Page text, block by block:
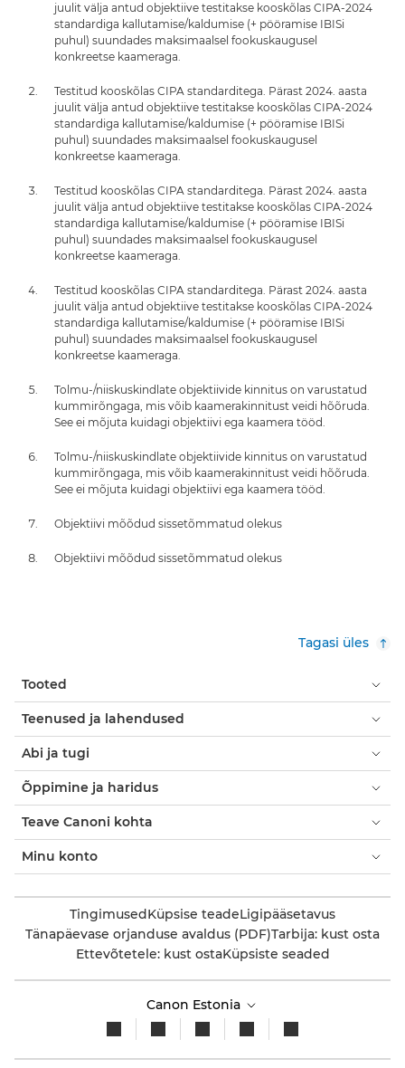
juulit välja antud objektiive testitakse kooskõlas CIPA-2024
standardiga kallutamise/kaldumise (+ pööramise IBISi
puhul) suundades maksimaalsel fookuskaugusel
konkreetse kaameraga.
Testitud kooskõlas CIPA standarditega. Pärast 2024. aasta
juulit välja antud objektiive testitakse kooskõlas CIPA-2024
standardiga kallutamise/kaldumise (+ pööramise IBISi
puhul) suundades maksimaalsel fookuskaugusel
konkreetse kaameraga.
Testitud kooskõlas CIPA standarditega. Pärast 2024. aasta
juulit välja antud objektiive testitakse kooskõlas CIPA-2024
standardiga kallutamise/kaldumise (+ pööramise IBISi
puhul) suundades maksimaalsel fookuskaugusel
konkreetse kaameraga.
Testitud kooskõlas CIPA standarditega. Pärast 2024. aasta
juulit välja antud objektiive testitakse kooskõlas CIPA-2024
standardiga kallutamise/kaldumise (+ pööramise IBISi
puhul) suundades maksimaalsel fookuskaugusel
konkreetse kaameraga.
Tolmu-/niiskuskindlate objektiivide kinnitus on varustatud
kummirõngaga, mis võib kaamerakinnitust veidi hõõruda.
See ei mõjuta kuidagi objektiivi ega kaamera tööd.
Tolmu-/niiskuskindlate objektiivide kinnitus on varustatud
kummirõngaga, mis võib kaamerakinnitust veidi hõõruda.
See ei mõjuta kuidagi objektiivi ega kaamera tööd.
Objektiivi mõõdud sissetõmmatud olekus
Objektiivi mõõdud sissetõmmatud olekus
Tagasi üles
Tooted
Teenused ja lahendused
Abi ja tugi
Õppimine ja haridus
Teave Canoni kohta
Minu konto
TingimusedKüpsise teadeLigipääsetavus
Tänapäevase orjanduse avaldus (PDF)Tarbija: kust osta
Ettevõtetele: kust ostaKüpsiste seaded
Canon Estonia